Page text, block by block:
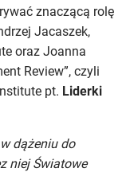
znaczącą rolę
Jacaszek,
oraz Joanna
Review”, czyli
pt. Liderki
dążeniu do
niej Światowe